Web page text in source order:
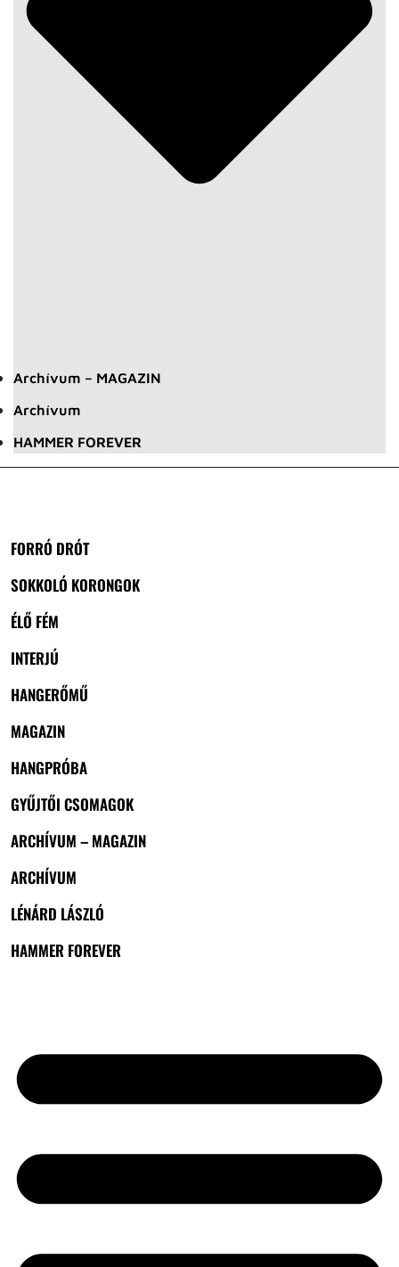
Archívum – MAGAZIN
Archívum
HAMMER FOREVER
FORRÓ DRÓT
SOKKOLÓ KORONGOK
ÉLŐ FÉM
INTERJÚ
HANGERŐMŰ
MAGAZIN
HANGPRÓBA
GYŰJTŐI CSOMAGOK
ARCHÍVUM – MAGAZIN
ARCHÍVUM
LÉNÁRD LÁSZLÓ
HAMMER FOREVER